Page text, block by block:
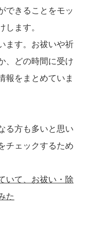
できることをモッ
します。
ます。お祓いや祈
、どの時間に受け
報をまとめていま
る方も多いと思い
チェックするため
いて、お祓い・除
た